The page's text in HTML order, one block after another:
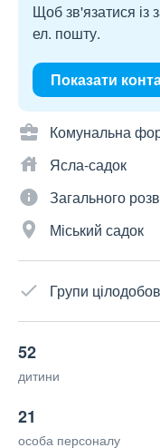
Щоб зв'язатися із
ел. пошту.
Показати
Комунальна
Ясла-садок
Загального
Міський садок
Групи
52
дитини
21
особа персоналу